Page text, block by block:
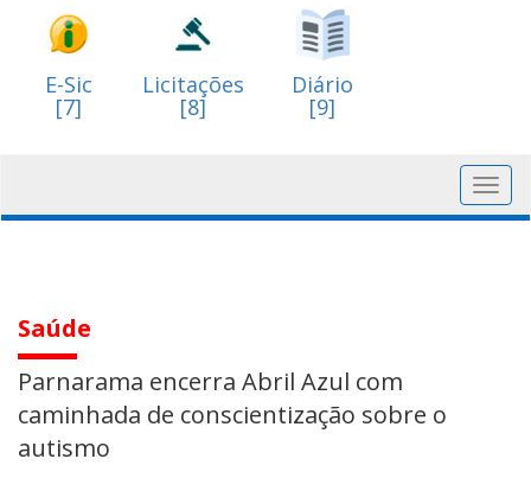
E-Sic
[7]
Licitações
[8]
Diário
[9]
Saúde
Parnarama encerra Abril Azul com
caminhada de conscientização sobre o
autismo